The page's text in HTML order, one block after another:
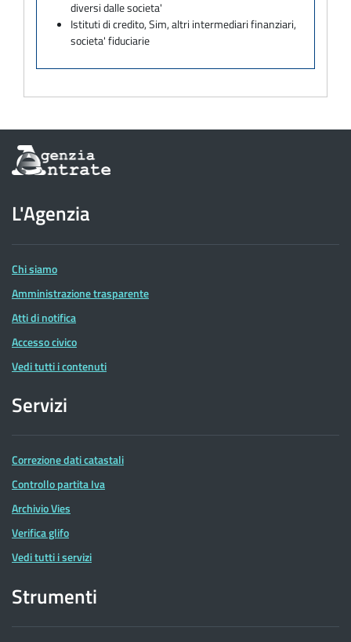
diversi dalle societa'
Istituti di credito, Sim, altri intermediari finanziari,
societa' fiduciarie
Informazioni
sul
dell'Agenzia
delle
Entrate
L'Agenzia
Chi siamo
Amministrazione trasparente
Atti di notifica
Accesso civico
Vedi tutti i contenuti
Servizi
Correzione dati catastali
Controllo partita Iva
Archivio Vies
Verifica glifo
Vedi tutti i servizi
Strumenti